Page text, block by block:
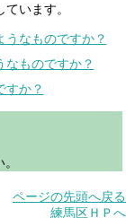
います。
なものですか？
ものですか？
すか？
ページの先頭へ戻る
練馬区ＨＰへ